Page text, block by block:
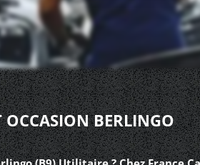
OCCASION BERLINGO